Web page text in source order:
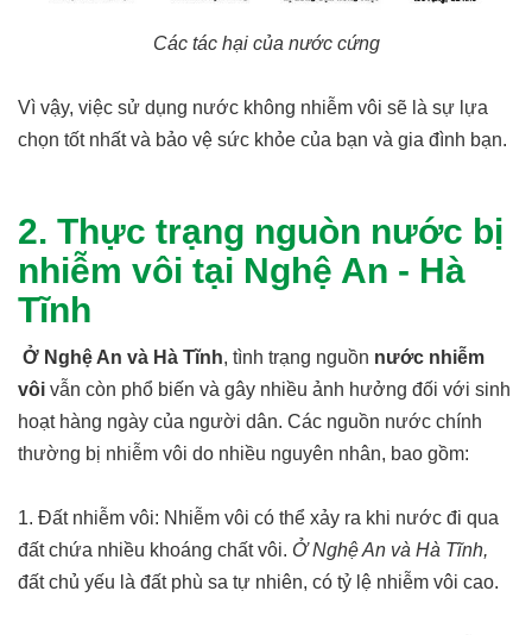
Các tác hại của nước cứng
Vì vậy, việc sử dụng nước không nhiễm vôi sẽ là sự lựa
chọn tốt nhất và bảo vệ sức khỏe của bạn và gia đình bạn.
2. Thực trạng nguòn nước bị
nhiễm vôi tại Nghệ An - Hà
Tĩnh
Ở Nghệ An và Hà Tĩnh, tình trạng nguồn nước nhiễm
vôi vẫn còn phổ biến và gây nhiều ảnh hưởng đối với sinh
hoạt hàng ngày của người dân. Các nguồn nước chính
thường bị nhiễm vôi do nhiều nguyên nhân, bao gồm:
1. Đất nhiễm vôi: Nhiễm vôi có thể xảy ra khi nước đi qua
đất chứa nhiều khoáng chất vôi. Ở Nghệ An và Hà Tĩnh,
đất chủ yếu là đất phù sa tự nhiên, có tỷ lệ nhiễm vôi cao.